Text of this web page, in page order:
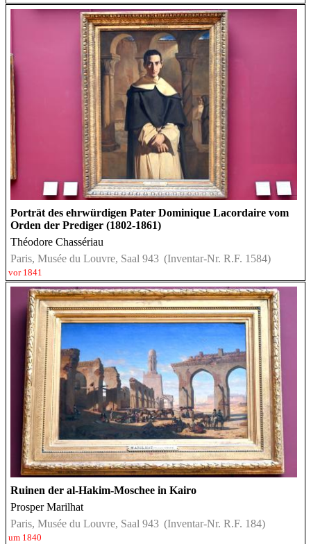
Porträt des ehrwürdigen Pater Dominique Lacordaire vom
Orden der Prediger (1802-1861)
Théodore Chassériau
Paris, Musée du Louvre, Saal 943 (Inventar-Nr. R.F. 1584)
vor 1841
Ruinen der al-Hakim-Moschee in Kairo
Prosper Marilhat
Paris, Musée du Louvre, Saal 943 (Inventar-Nr. R.F. 184)
um 1840